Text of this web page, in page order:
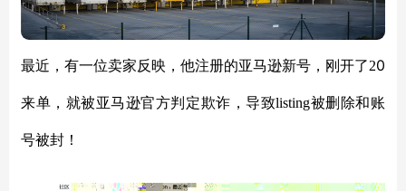
最近，有一位卖家反映，他注册的亚马逊新号，刚开了20
来单，就被亚马逊官方判定欺诈，导致listing被删除和账
号被封！